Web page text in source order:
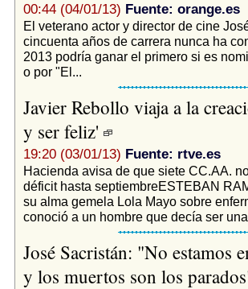
00:44 (04/01/13) Fuente: orange.es
El veterano actor y director de cine
cincuenta años de carrera nunca ha
2013 podría ganar el primero si es
o por "El...
Javier Rebollo viaja a la
y ser feliz'
19:20 (03/01/13) Fuente: rtve.es
Hacienda avisa de que siete CC.AA.
déficit hasta septiembreESTEBAN
su alma gemela Lola Mayo sobre
conoció a un hombre que decía ser
José Sacristán: "No estamos
y los muertos son los